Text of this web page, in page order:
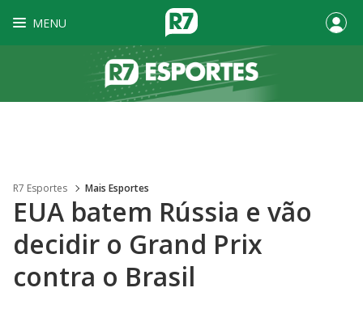
MENU
R7 Esportes Mais Esportes
EUA batem Rússia e vão
decidir o Grand Prix
contra o Brasil